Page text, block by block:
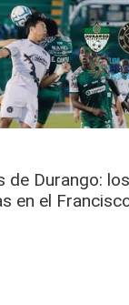
de Durango:
en el